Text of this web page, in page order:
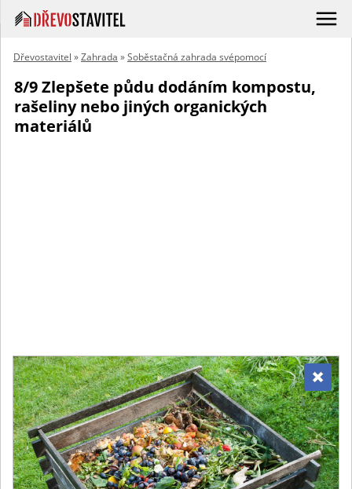
Dřevostavitel »Zahrada »Soběstačná zahrada svépomocí
8/9 Zlepšete půdu dodáním kompostu,
rašeliny nebo jiných organických
materiálů